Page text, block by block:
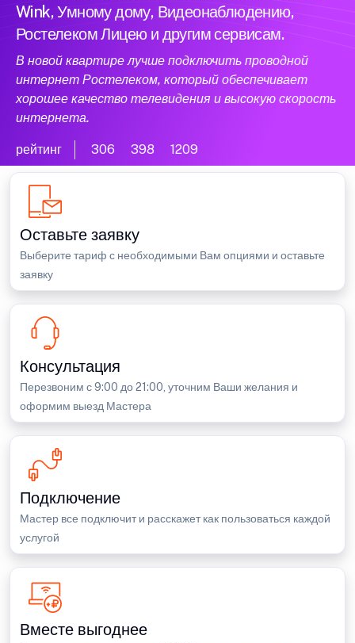
Wink, Умному дому, Видеонаблюдению,
Ростелеком Лицею и другим сервисам.
В новой квартире лучше подключить проводной
интернет Ростелеком, который обеспечивает
хорошее качество телевидения и высокую скорость
интернета.
рейтинг 306 398 1209
Оставьте заявку
Выберите тариф с необходимыми Вам опциями и оставьте
заявку
Консультация
Перезвоним с 9:00 до 21:00, уточним Ваши желания и
оформим выезд Мастера
Подключение
Мастер все подключит и расскажет как пользоваться каждой
услугой
Вместе выгоднее